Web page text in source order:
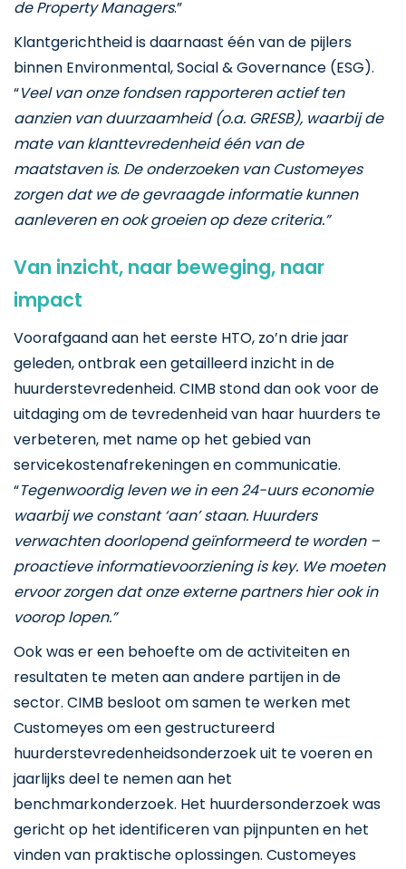
de Property Managers.”
Klantgerichtheid is daarnaast één van de pijlers
binnen Environmental, Social & Governance (ESG).
“Veel van onze fondsen rapporteren actief ten
aanzien van duurzaamheid (o.a. GRESB), waarbij de
mate van klanttevredenheid één van de
maatstaven is. De onderzoeken van Customeyes
zorgen dat we de gevraagde informatie kunnen
aanleveren en ook groeien op deze criteria.”
Van inzicht, naar beweging, naar
impact
Voorafgaand aan het eerste HTO, zo’n drie jaar
geleden, ontbrak een getailleerd inzicht in de
huurderstevredenheid. CIMB stond dan ook voor de
uitdaging om de tevredenheid van haar huurders te
verbeteren, met name op het gebied van
servicekostenafrekeningen en communicatie.
“Tegenwoordig leven we in een 24-uurs economie
waarbij we constant ‘aan’ staan. Huurders
verwachten doorlopend geïnformeerd te worden –
proactieve informatievoorziening is key. We moeten
ervoor zorgen dat onze externe partners hier ook in
voorop lopen.”
Ook was er een behoefte om de activiteiten en
resultaten te meten aan andere partijen in de
sector. CIMB besloot om samen te werken met
Customeyes om een gestructureerd
huurderstevredenheidsonderzoek uit te voeren en
jaarlijks deel te nemen aan het
benchmarkonderzoek. Het huurdersonderzoek was
gericht op het identificeren van pijnpunten en het
vinden van praktische oplossingen. Customeyes